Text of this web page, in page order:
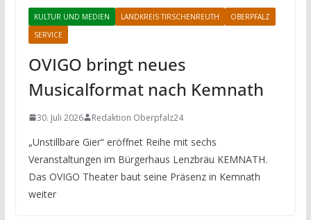
KULTUR UND MEDIEN LANDKREIS TIRSCHENREUTH
OBERPFALZ
SERVICE
OVIGO bringt neues
Musicalformat nach Kemnath
30. Juli 2026 Redaktion Oberpfalz24
„Unstillbare Gier“ eröffnet Reihe mit sechs
Veranstaltungen im Bürgerhaus Lenzbräu KEMNATH.
Das OVIGO Theater baut seine Präsenz in Kemnath
weiter